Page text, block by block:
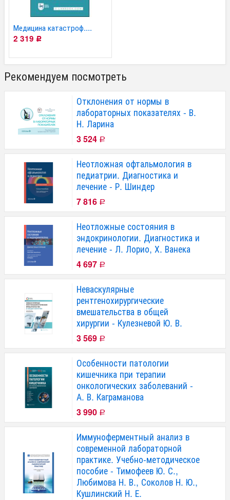
Медицина катастроф....
2 319 Р
Рекомендуем посмотреть
Отклонения от нормы в
лабораторных показателях - В.
Н. Ларина
3 524 Р
Неотложная офтальмология в
педиатрии. Диагностика и
лечение - Р. Шиндер
7 816 Р
Неотложные состояния в
эндокринологии. Диагностика и
лечение - Л. Лорио, Х. Ванека
4 697 Р
Неваскулярные
рентгенохирургические
вмешательства в общей
хирургии - Кулезневой Ю. В.
3 569 Р
Особенности патологии
кишечника при терапии
онкологических заболеваний -
А. В. Каграманова
3 990 Р
Иммуноферментный анализ в
современной лабораторной
практике. Учебно-методическое
пособие - Тимофеев Ю. С.,
Любимова Н. В., Соколов Н. Ю.,
Кушлинский Н. Е.